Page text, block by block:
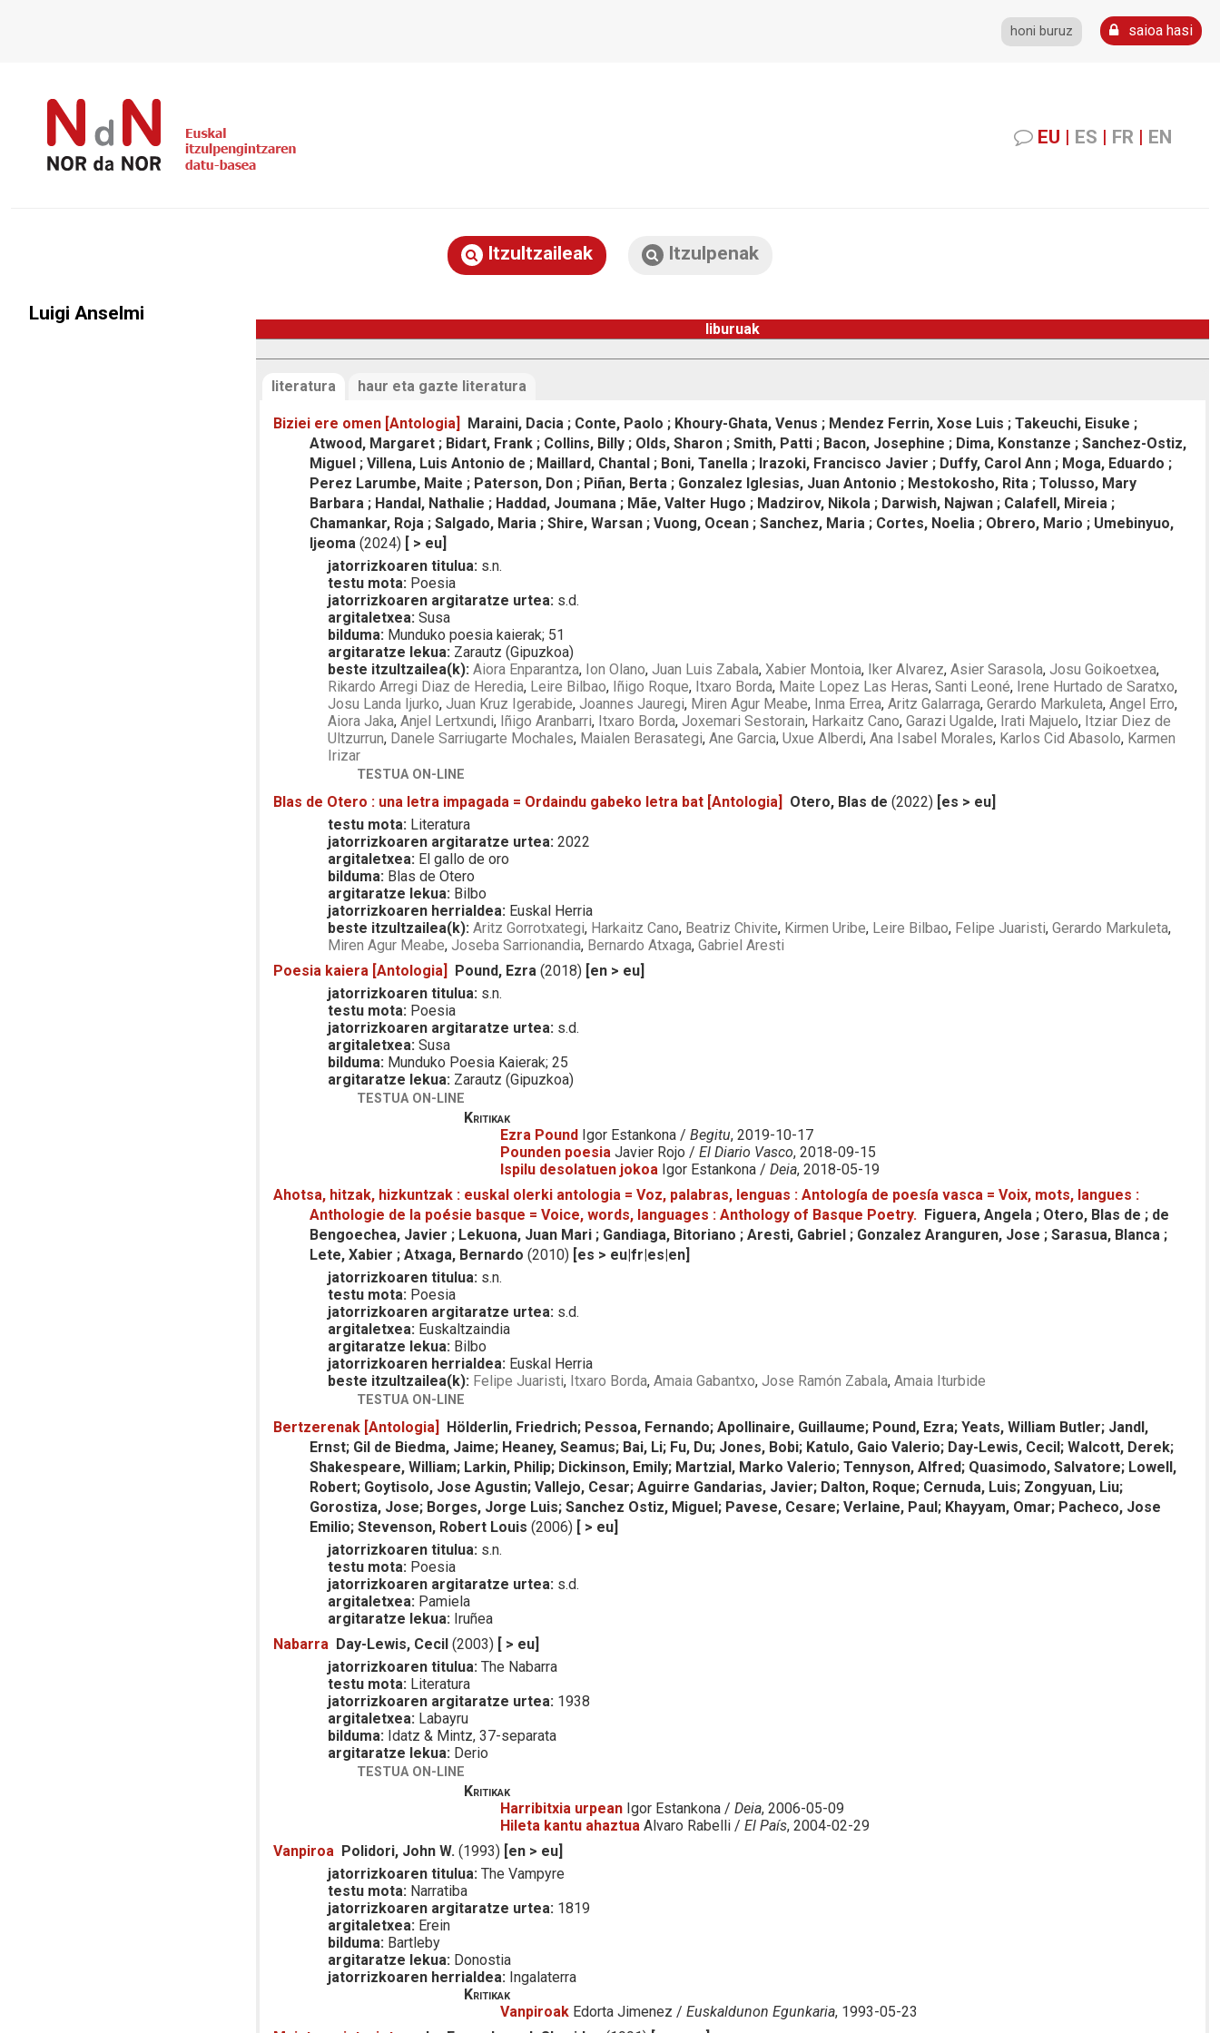
honi buruz saioa hasi
EU | ES | FR | EN
Itzultzaileak Itzulpenak
Luigi Anselmi
liburuak
literatura haur eta gazte literatura
Biziei ere omen [Antologia]
Maraini, Dacia ; Conte, Paolo ; Khoury-Ghata, Venus ; Mendez Ferrin, Xose Luis ; Takeuchi, Eisuke ;
Atwood, Margaret ; Bidart, Frank ; Collins, Billy ; Olds, Sharon ; Smith, Patti ; Bacon, Josephine ; Dima, Konstanze ; Sanchez-Ostiz,
Miguel ; Villena, Luis Antonio de ; Maillard, Chantal ; Boni, Tanella ; Irazoki, Francisco Javier ; Duffy, Carol Ann ; Moga, Eduardo ;
Perez Larumbe, Maite ; Paterson, Don ; Piñan, Berta ; Gonzalez Iglesias, Juan Antonio ; Mestokosho, Rita ; Tolusso, Mary
Barbara ; Handal, Nathalie ; Haddad, Joumana ; Mãe, Valter Hugo ; Madzirov, Nikola ; Darwish, Najwan ; Calafell, Mireia ;
Chamankar, Roja ; Salgado, Maria ; Shire, Warsan ; Vuong, Ocean ; Sanchez, Maria ; Cortes, Noelia ; Obrero, Mario ; Umebinyuo,
Ijeoma (2024)
[ > eu]
jatorrizkoaren titulua: s.n.
testu mota: Poesia
jatorrizkoaren argitaratze urtea: s.d.
argitaletxea: Susa
bilduma: Munduko poesia kaierak; 51
argitaratze lekua: Zarautz (Gipuzkoa)
beste itzultzailea(k): Aiora Enparantza, Ion Olano,Juan Luis Zabala,Xabier Montoia, Iker Alvarez,Asier Sarasola,Josu Goikoetxea,
Rikardo Arregi Diaz de Heredia, Leire Bilbao, Iñigo Roque, Itxaro Borda, Maite Lopez Las Heras,Santi Leoné, Irene Hurtado de Saratxo,
Josu Landa Ijurko,Juan Kruz Igerabide,Joannes Jauregi, Miren Agur Meabe, Inma Errea,Aritz Galarraga,Gerardo Markuleta,Angel Erro,
Aiora Jaka,Anjel Lertxundi, Iñigo Aranbarri, Itxaro Borda,Joxemari Sestorain, Harkaitz Cano,Garazi Ugalde, Irati Majuelo, Itziar Diez de
Ultzurrun, Danele Sarriugarte Mochales, Maialen Berasategi,Ane Garcia,Uxue Alberdi,Ana Isabel Morales, Karlos Cid Abasolo, Karmen
Irizar
TESTUA ON-LINE
Blas de Otero : una letra impagada = Ordaindu gabeko letra bat [Antologia] Otero, Blas de (2022) [es > eu]
testu mota: Literatura
jatorrizkoaren argitaratze urtea: 2022
argitaletxea: El gallo de oro
bilduma: Blas de Otero
argitaratze lekua: Bilbo
jatorrizkoaren herrialdea: Euskal Herria
beste itzultzailea(k): Aritz Gorrotxategi, Harkaitz Cano, Beatriz Chivite, Kirmen Uribe, Leire Bilbao, Felipe Juaristi,Gerardo Markuleta,
Miren Agur Meabe,Joseba Sarrionandia, Bernardo Atxaga,Gabriel Aresti
Poesia kaiera [Antologia]
Pound, Ezra (2018) [en > eu]
jatorrizkoaren titulua: s.n.
testu mota: Poesia
jatorrizkoaren argitaratze urtea: s.d.
argitaletxea: Susa
bilduma: Munduko Poesia Kaierak; 25
argitaratze lekua: Zarautz (Gipuzkoa)
TESTUA ON-LINE
Kritikak
Ezra Pound Igor Estankona /Begitu, 2019-10-17
Pounden poesia Javier Rojo /El Diario Vasco, 2018-09-15
Ispilu desolatuen jokoa Igor Estankona /Deia, 2018-05-19
Ahotsa, hitzak, hizkuntzak : euskal olerki antologia = Voz, palabras, lenguas : Antología de poesía vasca = Voix, mots, langues :
Anthologie de la poésie basque = Voice, words, languages : Anthology of Basque Poetry. Figuera, Angela ; Otero, Blas de ; de
Bengoechea, Javier ; Lekuona, Juan Mari ; Gandiaga, Bitoriano ; Aresti, Gabriel ; Gonzalez Aranguren, Jose ; Sarasua, Blanca ;
Lete, Xabier ; Atxaga, Bernardo (2010) [es > eu|fr|es|en]
jatorrizkoaren titulua: s.n.
testu mota: Poesia
jatorrizkoaren argitaratze urtea: s.d.
argitaletxea: Euskaltzaindia
argitaratze lekua: Bilbo
jatorrizkoaren herrialdea: Euskal Herria
beste itzultzailea(k): Felipe Juaristi, Itxaro Borda,Amaia Gabantxo,Jose Ramón Zabala,Amaia Iturbide
TESTUA ON-LINE
Bertzerenak [Antologia]
Hölderlin, Friedrich; Pessoa, Fernando; Apollinaire, Guillaume; Pound, Ezra; Yeats, William Butler; Jandl,
Ernst; Gil de Biedma, Jaime; Heaney, Seamus; Bai, Li; Fu, Du; Jones, Bobi; Katulo, Gaio Valerio; Day-Lewis, Cecil; Walcott, Derek;
Shakespeare, William; Larkin, Philip; Dickinson, Emily; Martzial, Marko Valerio; Tennyson, Alfred; Quasimodo, Salvatore; Lowell,
Robert; Goytisolo, Jose Agustin; Vallejo, Cesar; Aguirre Gandarias, Javier; Dalton, Roque; Cernuda, Luis; Zongyuan, Liu;
Gorostiza, Jose; Borges, Jorge Luis; Sanchez Ostiz, Miguel; Pavese, Cesare; Verlaine, Paul; Khayyam, Omar; Pacheco, Jose
Emilio; Stevenson, Robert Louis(2006)
[ > eu]
jatorrizkoaren titulua: s.n.
testu mota: Poesia
jatorrizkoaren argitaratze urtea: s.d.
argitaletxea: Pamiela
argitaratze lekua: Iruñea
Nabarra Day-Lewis, Cecil (2003)
[ > eu]
jatorrizkoaren titulua: The Nabarra
testu mota: Literatura
jatorrizkoaren argitaratze urtea: 1938
argitaletxea: Labayru
bilduma: Idatz & Mintz, 37-separata
argitaratze lekua: Derio
TESTUA ON-LINE
Kritikak
Harribitxia urpean Igor Estankona /Deia, 2006-05-09
Hileta kantu ahaztua Alvaro Rabelli /El País, 2004-02-29
Vanpiroa Polidori, John W. (1993) [en > eu]
jatorrizkoaren titulua: The Vampyre
testu mota: Narratiba
jatorrizkoaren argitaratze urtea: 1819
argitaletxea: Erein
bilduma: Bartleby
argitaratze lekua: Donostia
jatorrizkoaren herrialdea: Ingalaterra
Kritikak
Vanpiroak Edorta Jimenez /Euskaldunon Egunkaria, 1993-05-23